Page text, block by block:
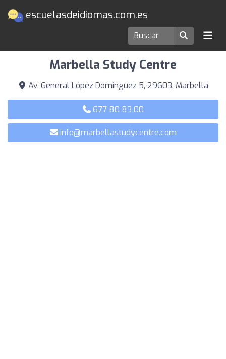
escuelasdeidiomas.com.es
Escuelas de idiomas en Marbella
Marbella Study Centre
Av. General López Domínguez 5, 29603, Marbella
677 80 83 00
info@marbellastudycentre.com